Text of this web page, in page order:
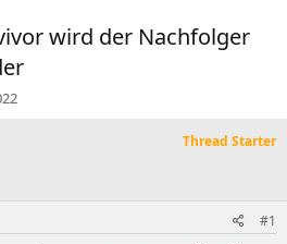
wird der Nachfolger
Thread Starter
#1